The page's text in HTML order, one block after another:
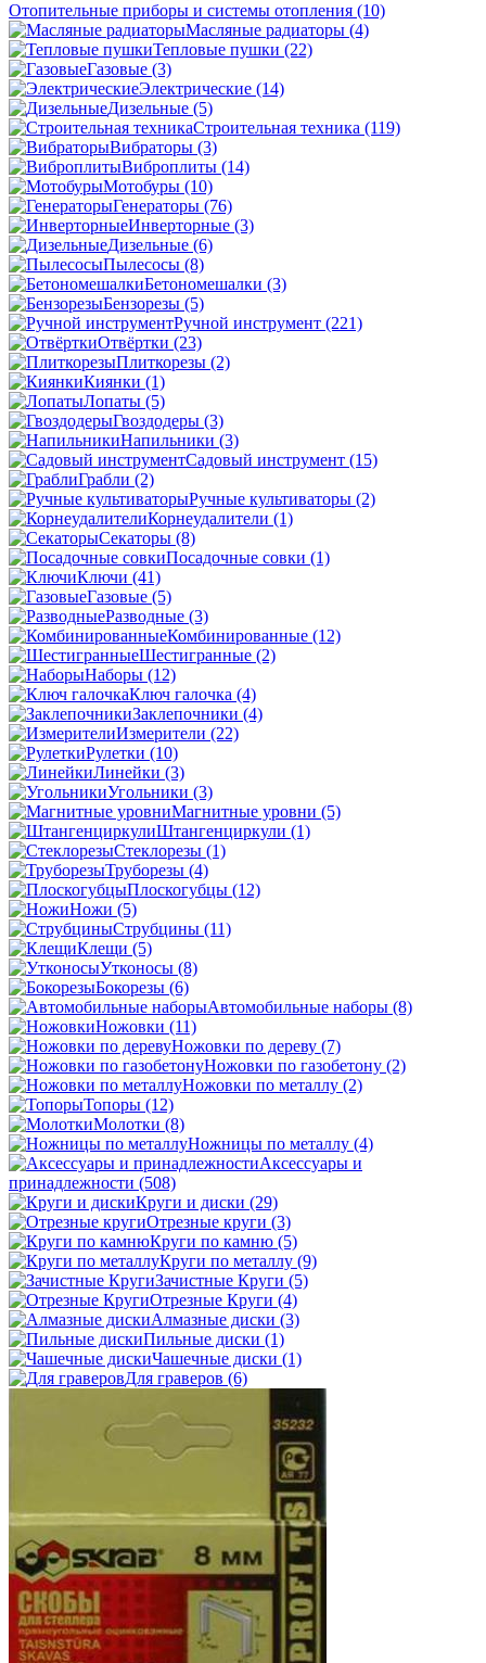
Отопительные приборы и системы отопления (10)
Масляные радиаторы (4)
Тепловые пушки (22)
Газовые (3)
Электрические (14)
Дизельные (5)
Строительная техника (119)
Вибраторы (3)
Виброплиты (14)
Мотобуры (10)
Генераторы (76)
Инверторные (3)
Дизельные (6)
Пылесосы (8)
Бетономешалки (3)
Бензорезы (5)
Ручной инструмент (221)
Отвёртки (23)
Плиткорезы (2)
Киянки (1)
Лопаты (5)
Гвоздодеры (3)
Напильники (3)
Садовый инструмент (15)
Грабли (2)
Ручные культиваторы (2)
Корнеудалители (1)
Секаторы (8)
Посадочные совки (1)
Ключи (41)
Газовые (5)
Разводные (3)
Комбинированные (12)
Шестигранные (2)
Наборы (12)
Ключ галочка (4)
Заклепочники (4)
Измерители (22)
Рулетки (10)
Линейки (3)
Угольники (3)
Магнитные уровни (5)
Штангенциркули (1)
Стеклорезы (1)
Труборезы (4)
Плоскогубцы (12)
Ножи (5)
Струбцины (11)
Клещи (5)
Утконосы (8)
Бокорезы (6)
Автомобильные наборы (8)
Ножовки (11)
Ножовки по дереву (7)
Ножовки по газобетону (2)
Ножовки по металлу (2)
Топоры (12)
Молотки (8)
Ножницы по металлу (4)
Аксессуары и
принадлежности (508)
Круги и диски (29)
Отрезные круги (3)
Круги по камню (5)
Круги по металлу (9)
Зачистные Круги (5)
Отрезные Круги (4)
Алмазные диски (3)
Пильные диски (1)
Чашечные диски (1)
Для граверов (6)